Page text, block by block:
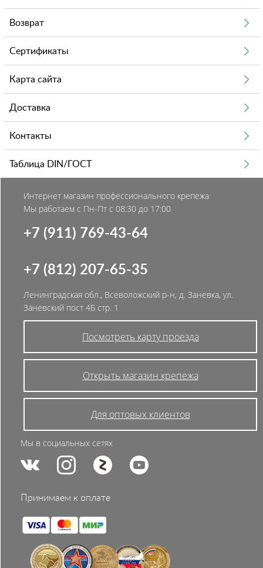
Возврат
Сертификаты
Карта сайта
Доставка
Контакты
Таблица DIN/ГОСТ
Интернет магазин профессионального крепежа
Мы работаем с Пн-Пт с 08:30 до 17:00
+7 (911) 769-43-64
+7 (812) 207-65-35
Ленинградская обл., Всеволожский р-н, д. Заневка, ул.
Заневский пост 4Б стр. 1
Посмотреть карту проезда
Открыть магазин крепежа
Для оптовых клиентов
Мы в социальных сетях
Принимаем к оплате